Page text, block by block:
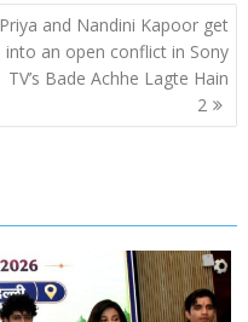
Priya and Nandini Kapoor get
into an open conflict in Sony
TV’s Bade Achhe Lagte Hain
2